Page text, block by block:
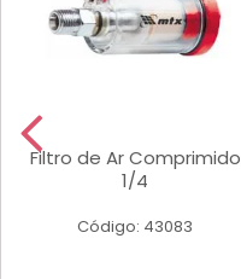
Filtro de Ar Comprimido
1/4
Código: 43083